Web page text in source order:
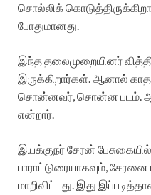
சொல்லிக்
போதுமானது.
இந்த தலைமுறையினர்
இருக்கிறார்கள். ஆனால்
சொன்னவர், சொன்ன படம்.
என்றார்.
இயக்குநர் சேரன்
பாராட்டுரையாகவும்,
மாறிவிட்டது. இது